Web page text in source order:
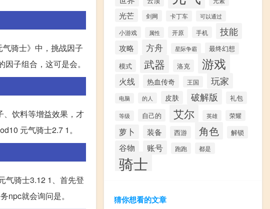
骑士》中，挑战因子
子组合，这可是会。
、饮料等增益效果，才
元气骑士2.7 1。
气骑士3.12 1、首先登
npc就会询问是。
光芒 剑网 卡丁车 可以通过
小游戏 属性 开原 手机 技能
攻略 方舟 星际争霸 最终幻想
模式 武器 洛克 游戏
火线 热血传奇 王国 玩家
电脑 的人 皮肤 破解版 礼包
等级 自己的 艾尔 英雄 荣耀
萝卜 装备 西游 角色 解锁
谷物 账号 跑跑 都是
骑士
猜你想看的文章